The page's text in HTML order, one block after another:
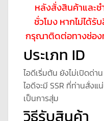
หลังสั่งสินค้าและช
ชั่วโมง หากไม่ได้
กรุณาติดต่อทางช่อง
ประเภท ID
ไอดีเริ่มต้น ยังไม่เปิดด่าน
ไอดีจะมี SSR ที่ท่านสั่งแ
เป็นการสุ่ม
วิธีรับสินค้า